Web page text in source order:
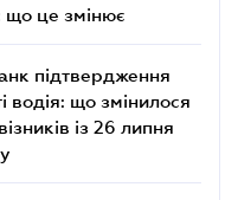
що це змінює
підтвердження
водія: що змінилося
із 26 липня